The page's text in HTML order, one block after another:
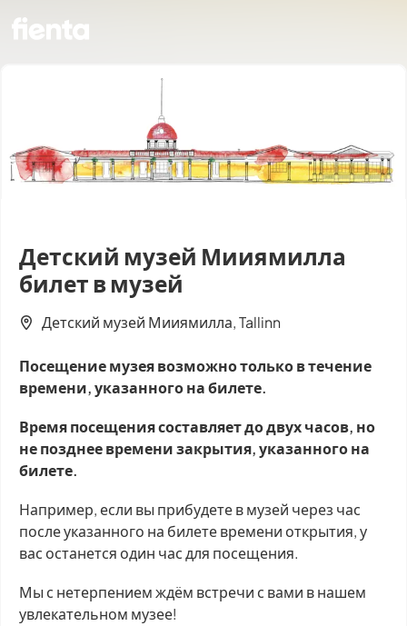
Детский музей Мииямилла
билет в музей
Детский музей Мииямилла, Tallinn
Посещение музея возможно только в течение
времени, указанного на билете.
Время посещения составляет до двух часов, но
не позднее времени закрытия, указанного на
билете.
Например, если вы прибудете в музей через час
после указанного на билете времени открытия, у
вас останется один час для посещения.
Мы с нетерпением ждём встречи с вами в нашем
увлекательном музее!